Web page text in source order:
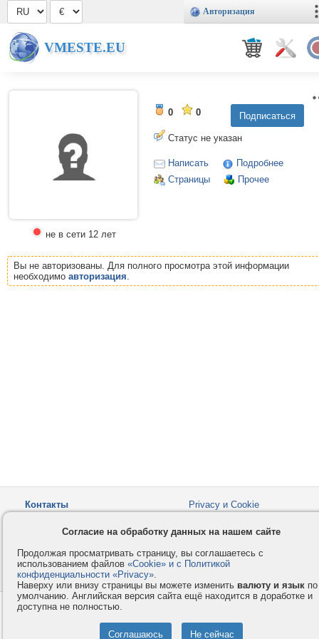
Авторизация
VMESTE.EU
не в сети 12 лет
0 0
Статус не указан
Написать
Подробнее
Страницы
Прочее
Вы не авторизованы. Для полного просмотра этой информации
необходимо авторизация.
Контакты
Privacy и Cookie
Как оплатить
Форумы
© 2008-2026VMESTE.EU
Согласие на обработку данных на нашем сайте
Продолжая просматривать страницу, вы соглашаетесь с
использованием файлов «Cookie» и с Политикой
конфиденциальности «Privacy».
Наверху или внизу страницы вы можете изменить валюту и язык по
умолчанию. Английская версия сайта ещё находится в доработке и
доступна не полностью.